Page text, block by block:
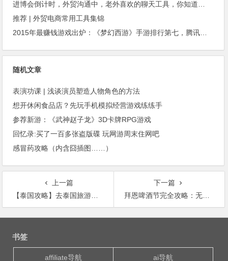
进博会倒计时，外贸沟通中，老外喜欢的聊天工具，你知道几种？
推荐 | 外贸电商常用工具集锦
2015年最赚钱游戏出炉：《梦幻西游》手游排行第七，腾讯总收入进前三
随机文章
表演功课 | 浅谈演员塑造人物角色的方法
想开休闲食品店？先玩手机模拟经营游戏练练手
参荐新游：《武神赵子龙》3D卡牌RPG游戏
回忆录:买了一百多张盗版碟 玩网游周末住网吧
感冒药攻略（内含囧插图……）
上一篇
【泰国攻略】去泰国旅游怎样无限量上网？
下一篇
拜恩啤酒节完全攻略：无限畅饮，不醉不归！
文
书签
affiliate导航 ai导航